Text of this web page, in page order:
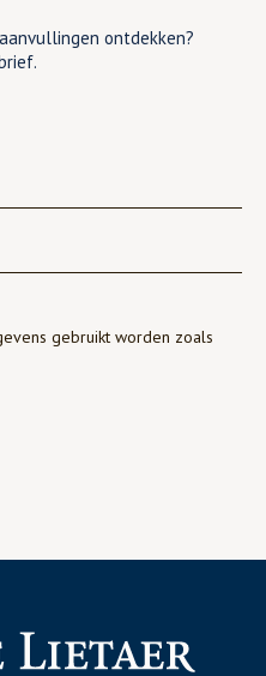
ontdekken?
gebruikt worden zoals